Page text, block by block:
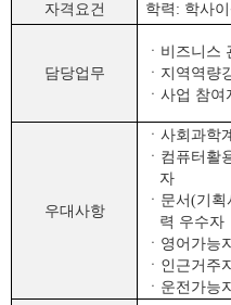
자격요건
학력 : 학사
담당업무
ㆍ비즈니스
ㆍ지역역량
ㆍ사업 참여
우대사항
ㆍ사회과학
ㆍ컴퓨터활
자
ㆍ문서 (기획
력 우수자
ㆍ영어가능
ㆍ인근거주
ㆍ운전가능